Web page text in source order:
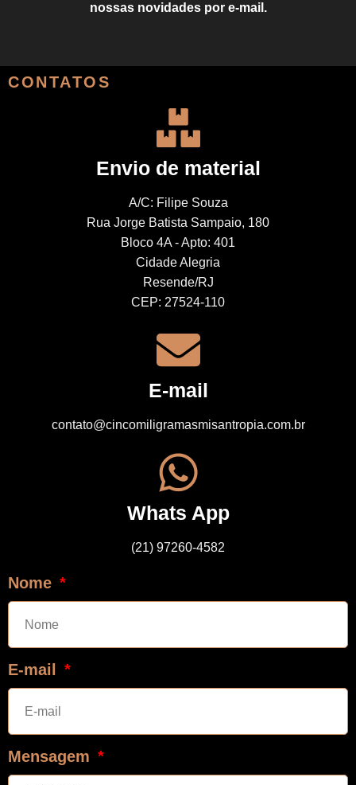
nossas novidades por e-mail.
CONTATOS
Envio de material
A/C: Filipe Souza
Rua Jorge Batista Sampaio, 180
Bloco 4A - Apto: 401
Cidade Alegria
Resende/RJ
CEP: 27524-110
E-mail
contato@cincomiligramasmisantropia.com.br
Whats App
(21) 97260-4582
Nome
E-mail
Mensagem